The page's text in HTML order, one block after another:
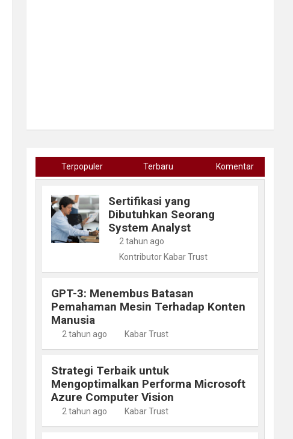
Terpopuler Terbaru Komentar
Sertifikasi yang
Dibutuhkan Seorang
System Analyst
2 tahun ago
Kontributor Kabar Trust
GPT-3: Menembus Batasan
Pemahaman Mesin Terhadap Konten
Manusia
2 tahun ago Kabar Trust
Strategi Terbaik untuk
Mengoptimalkan Performa Microsoft
Azure Computer Vision
2 tahun ago Kabar Trust